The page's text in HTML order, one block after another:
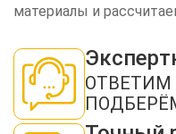
материалы и
ОТВЕТИМ
Нажимая кнопку "Отправить",
персональных данных в
персональных данных", на
конфиденциальности